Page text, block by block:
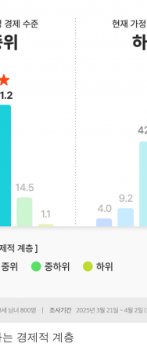
경제적 계층